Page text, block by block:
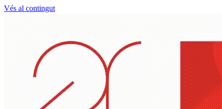
Vés al contingut